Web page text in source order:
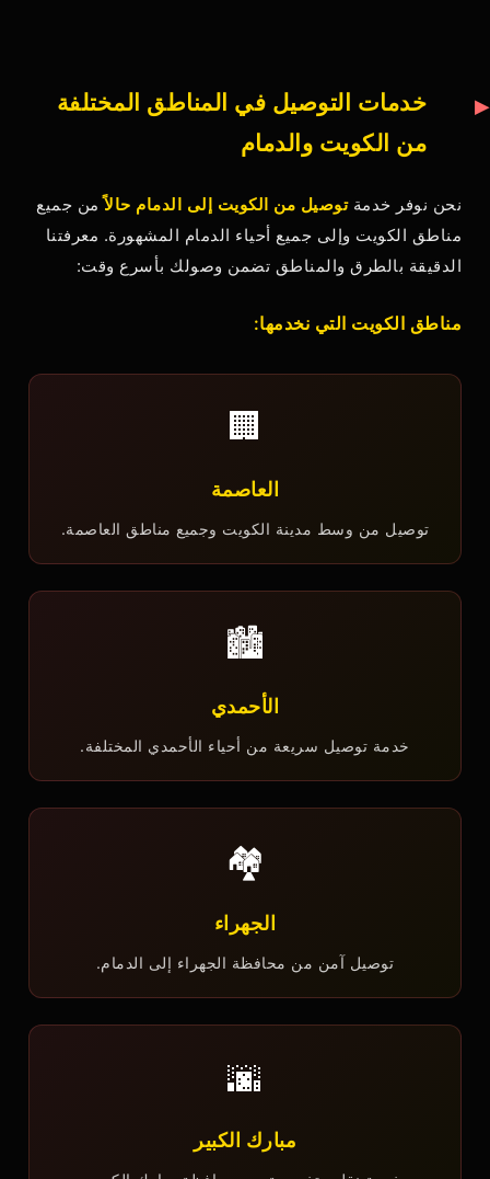
خدمات التوصيل في المناطق المختلفة
من الكويت والدمام
نحن نوفر خدمةتوصيل من الكويت إلى الدمام حالاًمن جميع
مناطق الكويت وإلى جميع أحياء الدمام المشهورة. معرفتنا
الدقيقة بالطرق والمناطق تضمن وصولك بأسرع وقت:
مناطق الكويت التي نخدمها:
🏢
العاصمة
توصيل من وسط مدينة الكويت وجميع مناطق العاصمة.
🏙️
الأحمدي
خدمة توصيل سريعة من أحياء الأحمدي المختلفة.
🏘️
الجهراء
توصيل آمن من محافظة الجهراء إلى الدمام.
🌆
مبارك الكبير